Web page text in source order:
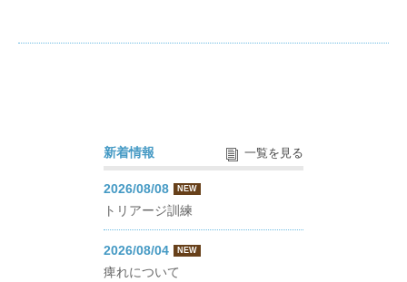
新着情報 一覧を見る
2026/08/08 NEW
トリアージ訓練
2026/08/04 NEW
痺れについて